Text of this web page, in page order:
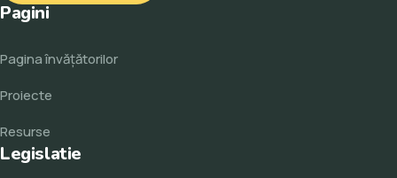
Pagini
Pagina învăţătorilor
Proiecte
Resurse
Legislatie